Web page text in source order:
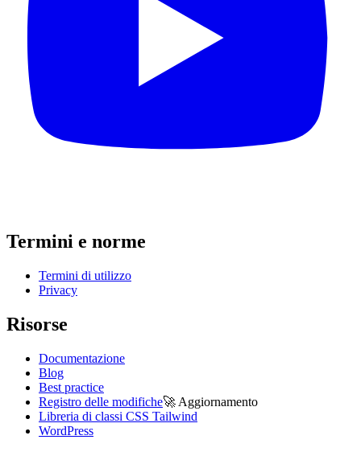
Termini e norme
Termini di utilizzo
Privacy
Risorse
Documentazione
Blog
Best practice
Registro delle modifiche🚀 Aggiornamento
Libreria di classi CSS Tailwind
WordPress